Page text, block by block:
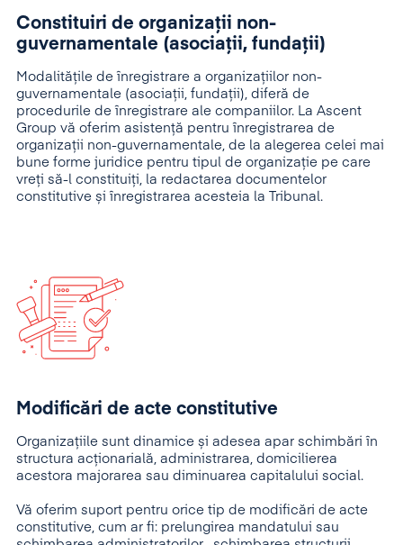
Constituiri de organizaţii non-
guvernamentale (asociaţii, fundaţii)
Modalitățile de înregistrare a organizațiilor non-
guvernamentale (asociații, fundații), diferă de
procedurile de înregistrare ale companiilor. La Ascent
Group vă oferim asistență pentru înregistrarea de
organizații non-guvernamentale, de la alegerea celei mai
bune forme juridice pentru tipul de organizație pe care
vreți să-l constituiți, la redactarea documentelor
constitutive și înregistrarea acesteia la Tribunal.
Modificări de acte constitutive
Organizațiile sunt dinamice și adesea apar schimbări în
structura acționarială, administrarea, domicilierea
acestora majorarea sau diminuarea capitalului social.
Vă oferim suport pentru orice tip de modificări de acte
constitutive, cum ar fi: prelungirea mandatului sau